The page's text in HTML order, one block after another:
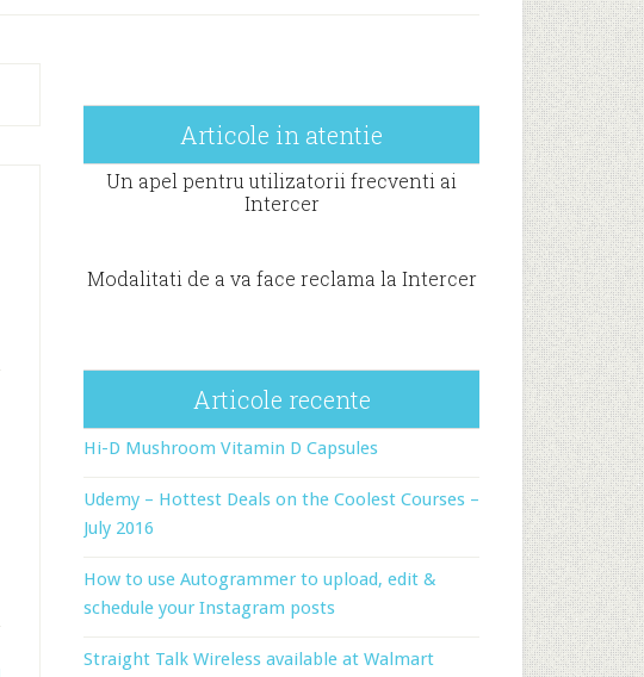
Articole in atentie
Un apel pentru utilizatorii frecventi ai
Intercer
Modalitati de a va face reclama la Intercer
Articole recente
Hi-D Mushroom Vitamin D Capsules
Udemy – Hottest Deals on the Coolest Courses –
July 2016
How to use Autogrammer to upload, edit &
schedule your Instagram posts
Straight Talk Wireless available at Walmart